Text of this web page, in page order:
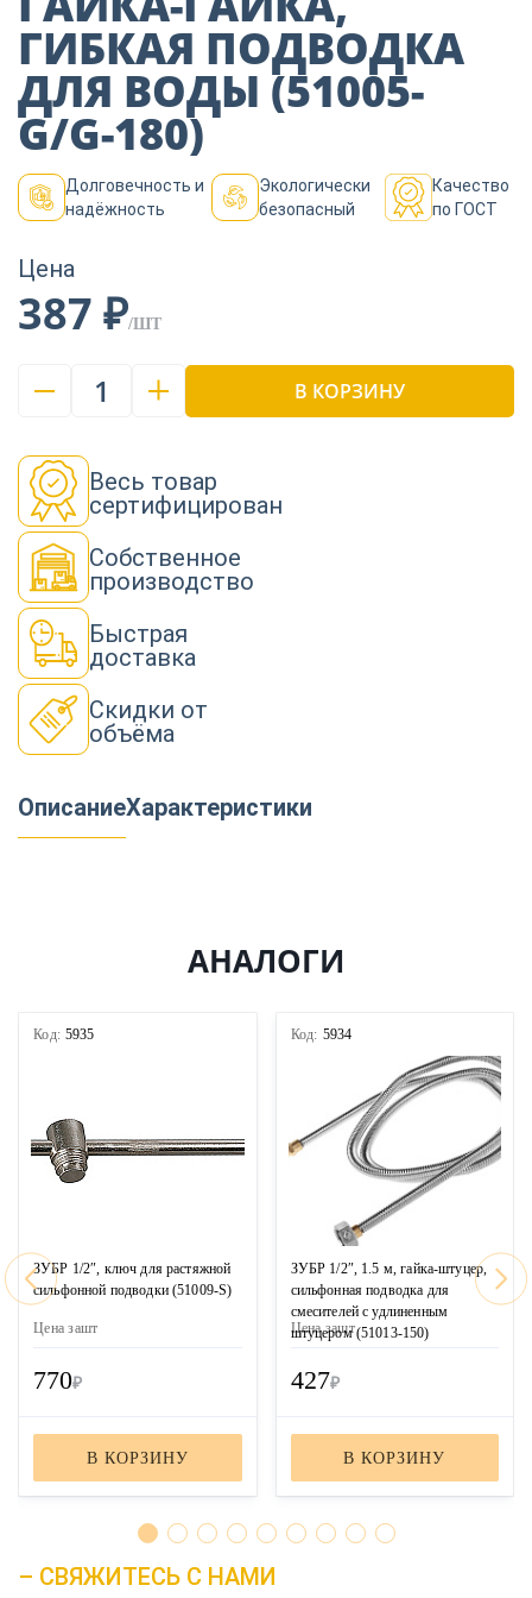
Пиломатериалы
Декор
Изоляция
Продукция из
дерева
Строительство
ГИБКАЯ ПОДВОДКА
ДЛЯ ВОДЫ (51005-
G/G-180)
Долговечность и
надёжность
Экологически
безопасный
Качество
по ГОСТ
Цена
387 ₽/ШТ
1 В КОРЗИНУ
Весь товар
сертифицирован
Собственное
производство
Быстрая
доставка
Скидки от
объёма
ОписаниеХарактеристики
АНАЛОГИ
Код: 5935
ЗУБР 1/2″, ключ для растяжной
сильфонной подводки (51009-S)
Цена зашт
770₽
В КОРЗИНУ
Код: 5934
ЗУБР 1/2″, 1.5 м, гайка-штуцер,
сильфонная подводка для
смесителей с удлиненным
штуцером (51013-150)
Цена зашт
427₽
В КОРЗИНУ
– СВЯЖИТЕСЬ С НАМИ